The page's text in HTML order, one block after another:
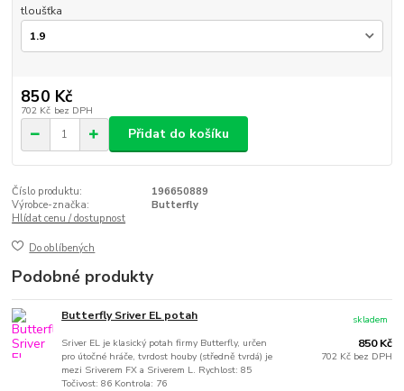
tloušťka
850 Kč
702 Kč bez DPH
Přidat do košíku
Číslo produktu:
196650889
Výrobce-značka:
Butterfly
Hlídat cenu / dostupnost
Do oblíbených
Podobné produkty
Butterfly Sriver EL potah
Sriver EL je klasický potah firmy Butterfly, určen
pro útočné hráče, tvrdost houby (středně tvrdá) je
mezi Sriverem FX a Sriverem L. Rychlost: 85
Točivost: 86 Kontrola: 76
850 Kč
702 Kč bez DPH
skladem